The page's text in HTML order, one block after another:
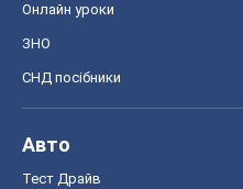
Онлайн уроки
ЗНО
СНД посібники
Авто
Тест Драйв